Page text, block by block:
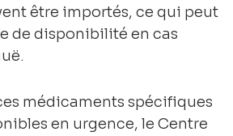
être importés, ce qui peut
de disponibilité en cas
médicaments spécifiques
en urgence, le Centre